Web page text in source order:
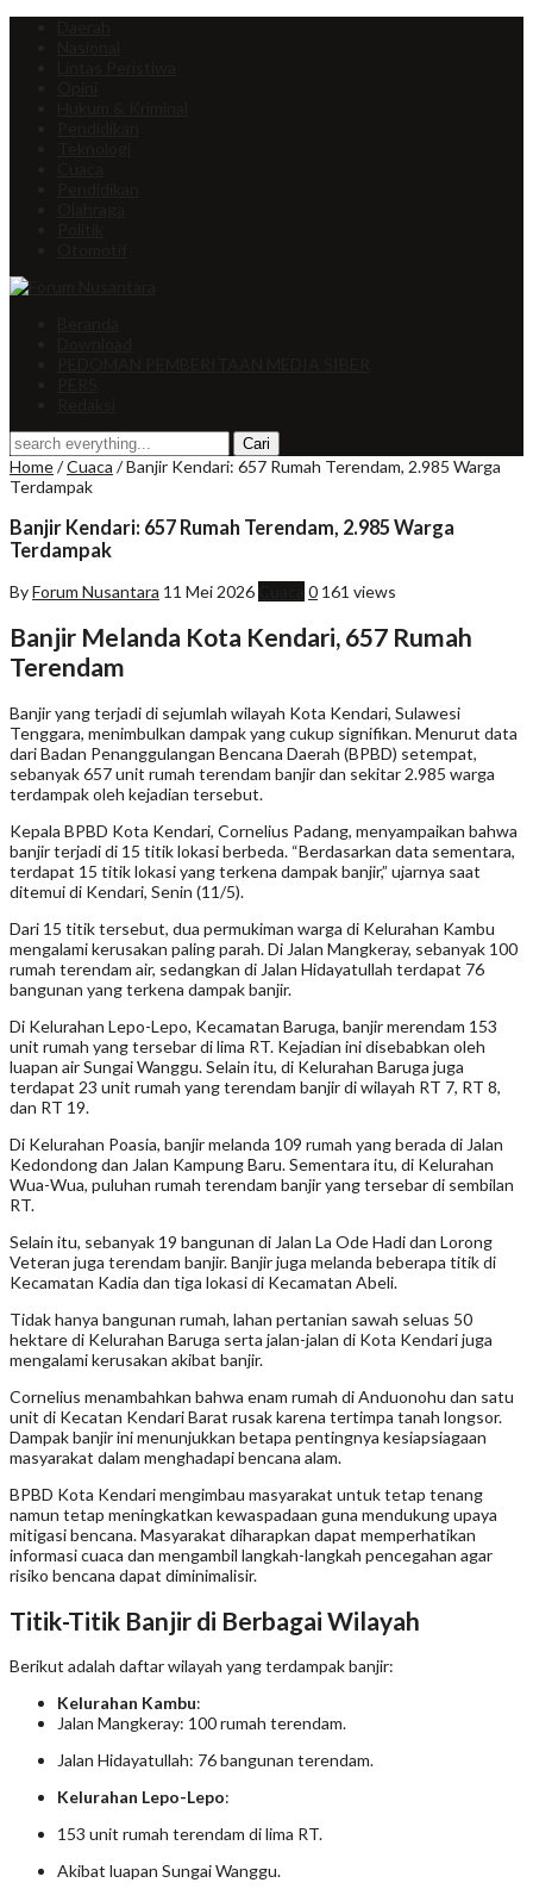
Home/Cuaca /Banjir Kendari: 657 Rumah Terendam, 2.985 Warga
Terdampak
Banjir Kendari: 657 Rumah Terendam, 2.985 Warga
Terdampak
ByForum Nusantara 11 Mei 2026 0 161 views
Banjir Melanda Kota Kendari, 657 Rumah
Terendam
Banjir yang terjadi di sejumlah wilayah Kota Kendari, Sulawesi
Tenggara, menimbulkan dampak yang cukup signifikan. Menurut data
dari Badan Penanggulangan Bencana Daerah (BPBD) setempat,
sebanyak 657 unit rumah terendam banjir dan sekitar 2.985 warga
terdampak oleh kejadian tersebut.
Kepala BPBD Kota Kendari, Cornelius Padang, menyampaikan bahwa
banjir terjadi di 15 titik lokasi berbeda. “Berdasarkan data sementara,
terdapat 15 titik lokasi yang terkena dampak banjir,” ujarnya saat
ditemui di Kendari, Senin (11/5).
Dari 15 titik tersebut, dua permukiman warga di Kelurahan Kambu
mengalami kerusakan paling parah. Di Jalan Mangkeray, sebanyak 100
rumah terendam air, sedangkan di Jalan Hidayatullah terdapat 76
bangunan yang terkena dampak banjir.
Di Kelurahan Lepo-Lepo, Kecamatan Baruga, banjir merendam 153
unit rumah yang tersebar di lima RT. Kejadian ini disebabkan oleh
luapan air Sungai Wanggu. Selain itu, di Kelurahan Baruga juga
terdapat 23 unit rumah yang terendam banjir di wilayah RT 7, RT 8,
dan RT 19.
Di Kelurahan Poasia, banjir melanda 109 rumah yang berada di Jalan
Kedondong dan Jalan Kampung Baru. Sementara itu, di Kelurahan
Wua-Wua, puluhan rumah terendam banjir yang tersebar di sembilan
RT.
Selain itu, sebanyak 19 bangunan di Jalan La Ode Hadi dan Lorong
Veteran juga terendam banjir. Banjir juga melanda beberapa titik di
Kecamatan Kadia dan tiga lokasi di Kecamatan Abeli.
Tidak hanya bangunan rumah, lahan pertanian sawah seluas 50
hektare di Kelurahan Baruga serta jalan-jalan di Kota Kendari juga
mengalami kerusakan akibat banjir.
Cornelius menambahkan bahwa enam rumah di Anduonohu dan satu
unit di Kecatan Kendari Barat rusak karena tertimpa tanah longsor.
Dampak banjir ini menunjukkan betapa pentingnya kesiapsiagaan
masyarakat dalam menghadapi bencana alam.
BPBD Kota Kendari mengimbau masyarakat untuk tetap tenang
namun tetap meningkatkan kewaspadaan guna mendukung upaya
mitigasi bencana. Masyarakat diharapkan dapat memperhatikan
informasi cuaca dan mengambil langkah-langkah pencegahan agar
risiko bencana dapat diminimalisir.
Titik-Titik Banjir di Berbagai Wilayah
Berikut adalah daftar wilayah yang terdampak banjir:
Kelurahan Kambu:
Jalan Mangkeray: 100 rumah terendam.
Jalan Hidayatullah: 76 bangunan terendam.
Kelurahan Lepo-Lepo:
153 unit rumah terendam di lima RT.
Akibat luapan Sungai Wanggu.